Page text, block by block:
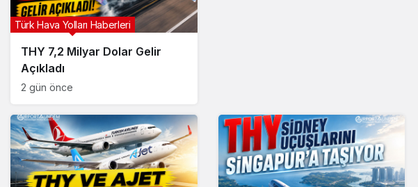
THY 7,2 Milyar Dolar Gelir
Açıkladı
Türk Hava Yolları Haberleri
2 gün önce